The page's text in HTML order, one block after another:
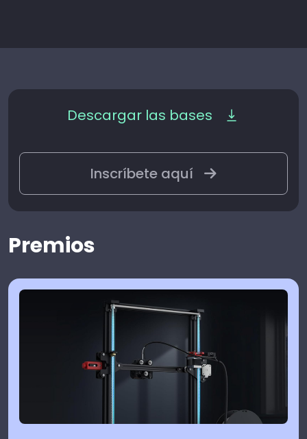
Descargar las bases
Inscríbete aquí
Premios